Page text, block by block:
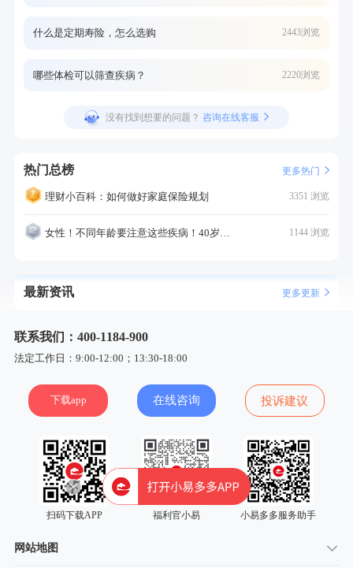
什么是定期寿险，怎么选购 2443浏览
哪些体检可以筛查疾病？ 2220浏览
没有找到想要的问题？ 咨询在线客服
热门总榜 更多热门
理财小百科：如何做好家庭保险规划 3351 浏览
女性！不同年龄要注意这些疾病！40岁的这个疾病最需要注意！ 1144 浏览
最新资讯 更多更新
联系我们：400-1184-900
法定工作日：9:00-12:00；13:30-18:00
下载app 在线咨询 投诉建议
扫码下载APP 福利官小易 小易多多服务助手
网站地图